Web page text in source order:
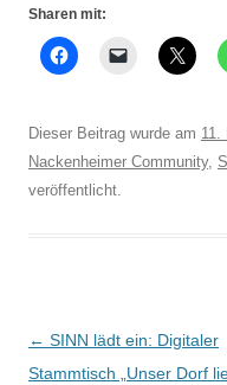
Sharen mit:
Dieser Beitrag wurde am 11.
Nackenheimer Community,
veröffentlicht.
Beitrags-
Navigation
← SINN lädt ein: Digitaler
Stammtisch „Unser Dorf